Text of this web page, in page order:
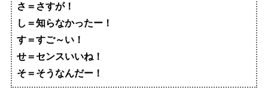
さ＝さすが！
し＝知らなかったー！
す＝すご～い！
せ＝センスいいね！
そ＝そうなんだー！